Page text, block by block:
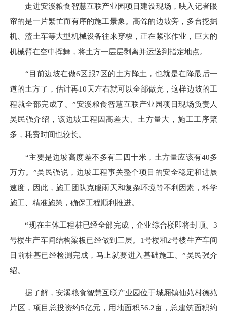
走进安溪粮食智慧互联产业园项目建设现场，映入记者眼
帘的是一片繁忙而有序的施工景象。高耸的边坡旁，多台挖掘
机、渣土车等大型机械设备往来穿梭，正在紧张作业，巨大的
机械臂在空中挥舞，将土方一层层剥离并运送到指定地点。
“目前边坡在做6区跟7区的土方降土，也就是在降最后一
道的土方了，估计再10天左右就可以全部做完，这样边坡的工
程就全部完成了。”安溪粮食智慧互联产业园项目现场负责人
吴民强介绍，该边坡工程因高差大、土方量大，施工工序繁
多，耗费时间也较长。
“主要是边坡高度差不多有三四十米，土方量应该有40多
万方。”吴民强说，边坡工程事关整个项目的安全稳定和进展
速度，因此，施工团队克服雨天和复杂环境等不利因素，科学
施工、精准施策，确保工程顺利推进。
“现在主体工程桩已经全部完成，企业综合楼即将封顶。3
号楼生产车间结构梁板已经做到三层。1号楼和2号楼生产车间
目前桩基已经检测完成，马上就要进入基础施工。”吴民强介
绍。
据了解，安溪粮食智慧互联产业园位于城厢镇仙苑村德苑
片区，项目总投资约5亿元，用地面积56.2亩，总建筑面积约